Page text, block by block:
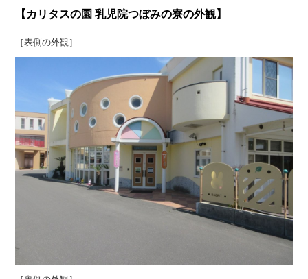
【カリタスの園 乳児院つぼみの寮の外観】
［表側の外観］